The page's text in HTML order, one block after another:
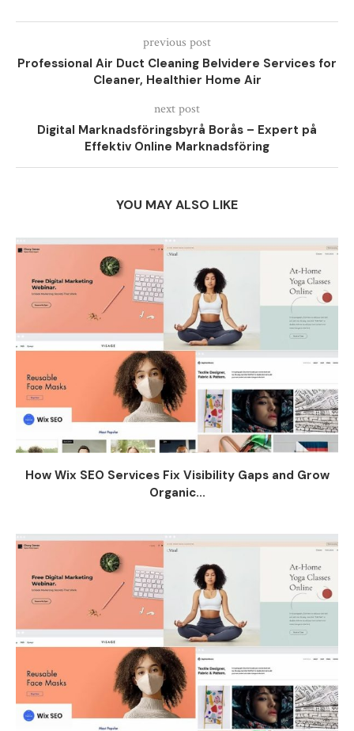
previous post
Professional Air Duct Cleaning Belvidere Services for
Cleaner, Healthier Home Air
next post
Digital Marknadsföringsbyrå Borås – Expert på
Effektiv Online Marknadsföring
YOU MAY ALSO LIKE
How Wix SEO Services Fix Visibility Gaps and Grow
Organic...